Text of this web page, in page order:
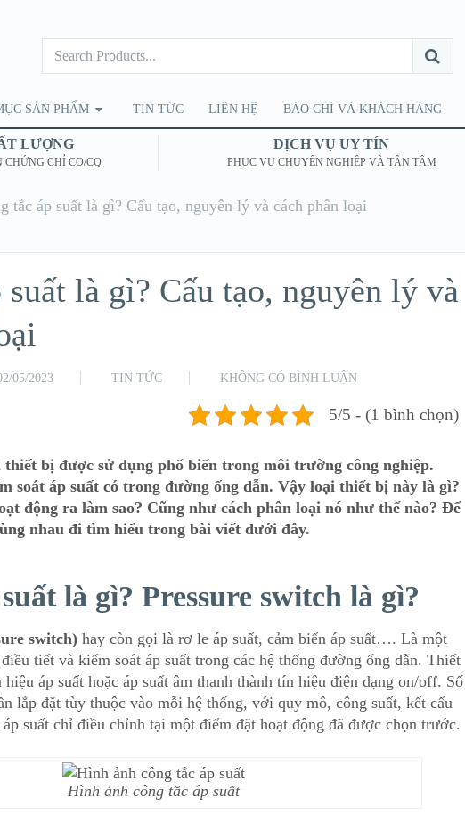
SẢN PHẨM TIN TỨC LIÊN HỆ BÁO CHÍ VÀ KHÁCH HÀNG
LƯỢNG
CHỈ CO/CQ
DỊCH VỤ UY TÍN
PHỤC VỤ CHUYÊN NGHIỆP VÀ TẬN TÂM
tắc áp suất là gì? Cấu tạo, nguyên lý và cách phân loại
suất là gì? Cấu tạo, nguyên lý và
05/2023 TIN TỨC KHÔNG CÓ BÌNH LUẬN
5/5 - (1 bình chọn)
thiết bị được sử dụng phổ biến trong môi trường công nghiệp.
soát áp suất có trong đường ống dẫn. Vậy loại thiết bị này là gì?
động ra làm sao? Cũng như cách phân loại nó như thế nào? Để
nhau đi tìm hiểu trong bài viết dưới đây.
là gì? Pressure switch là gì?
switch) hay còn gọi là rơ le áp suất, cảm biến áp suất…. Là một
tiết và kiểm soát áp suất trong các hệ thống đường ống dẫn. Thiết
áp suất hoặc áp suất âm thanh thành tín hiệu điện dạng on/off. Số
lắp đặt tùy thuộc vào mỗi hệ thống, với quy mô, công suất, kết cấu
suất chỉ điều chỉnh tại một điểm đặt hoạt động đã được chọn trước.
Hình ảnh công tắc áp suất